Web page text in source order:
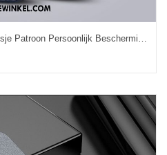
Samsung Galaxy A5 2017 Hoesje Patroon Persoonlijk Bescherming, Samsung Galaxy A5 2017 Hoesje Bedrijf Zacht